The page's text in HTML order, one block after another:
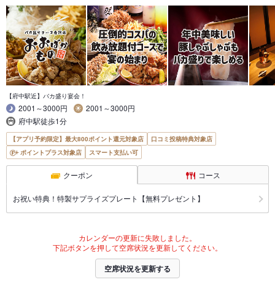
【府中駅近】バカ盛り宴会！
2001～3000円
2001～3000円
府中駅徒歩1分
【アプリ予約限定】最大800ポイント還元対象店
口コミ投稿特典対象店
ポイントプラス対象店
スマート支払い可
クーポン コース
お祝い特典！特製サプライズプレート【無料プレゼント】
カレンダーの更新に失敗しました。
下記ボタンを押して空席状況を更新してください。
空席状況を更新する